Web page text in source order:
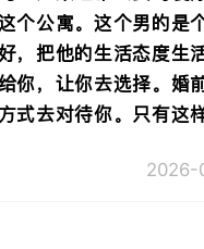
个公寓。这个男的是
，把他的生活态度生
你，让你去选择。婚
式去对待你。只有这
2026-